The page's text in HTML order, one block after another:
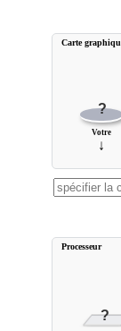
?
Votre
↓
Carte
?
Processeur